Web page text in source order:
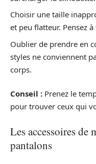
Choisir une taille
et peu flatteur. Pensez
Oublier de prendre en
styles ne conviennent
corps.
Conseil : Prenez le
pour trouver ceux qui
Les accessoires de
pantalons